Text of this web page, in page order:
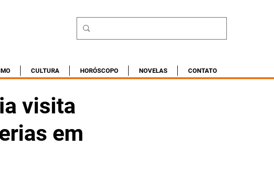
CULTURA HORÓSCOPO NOVELAS CONTATO
visita
em